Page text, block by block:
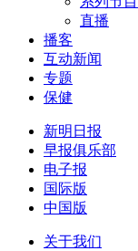
直播
播客
互动新闻
专题
保健
新明日报
早报俱乐部
电子报
国际版
中国版
关于我们